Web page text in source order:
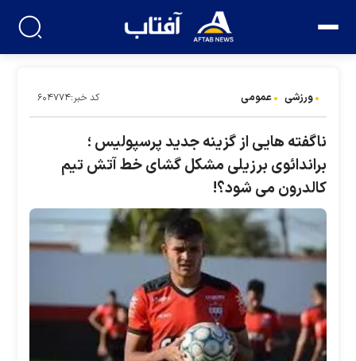
ورزشی عمومی کد خبر:۶۰۴۷۷۴
ناگفته هایی از گزینه جدید پرسپولیس ؛
براندائوی برزیلی مشکل گشای خط آتش تیم
کالدرون می شود؟!